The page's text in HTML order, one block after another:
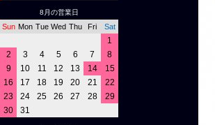
8月の営業日
Sun Mon Tue Wed Thu Fri Sat
1
2
3 4 5 6 7
8
9
10 11 12 13 14
15
16
17 18 19 20 21
22
23
24 25 26 27 28
29
30
31